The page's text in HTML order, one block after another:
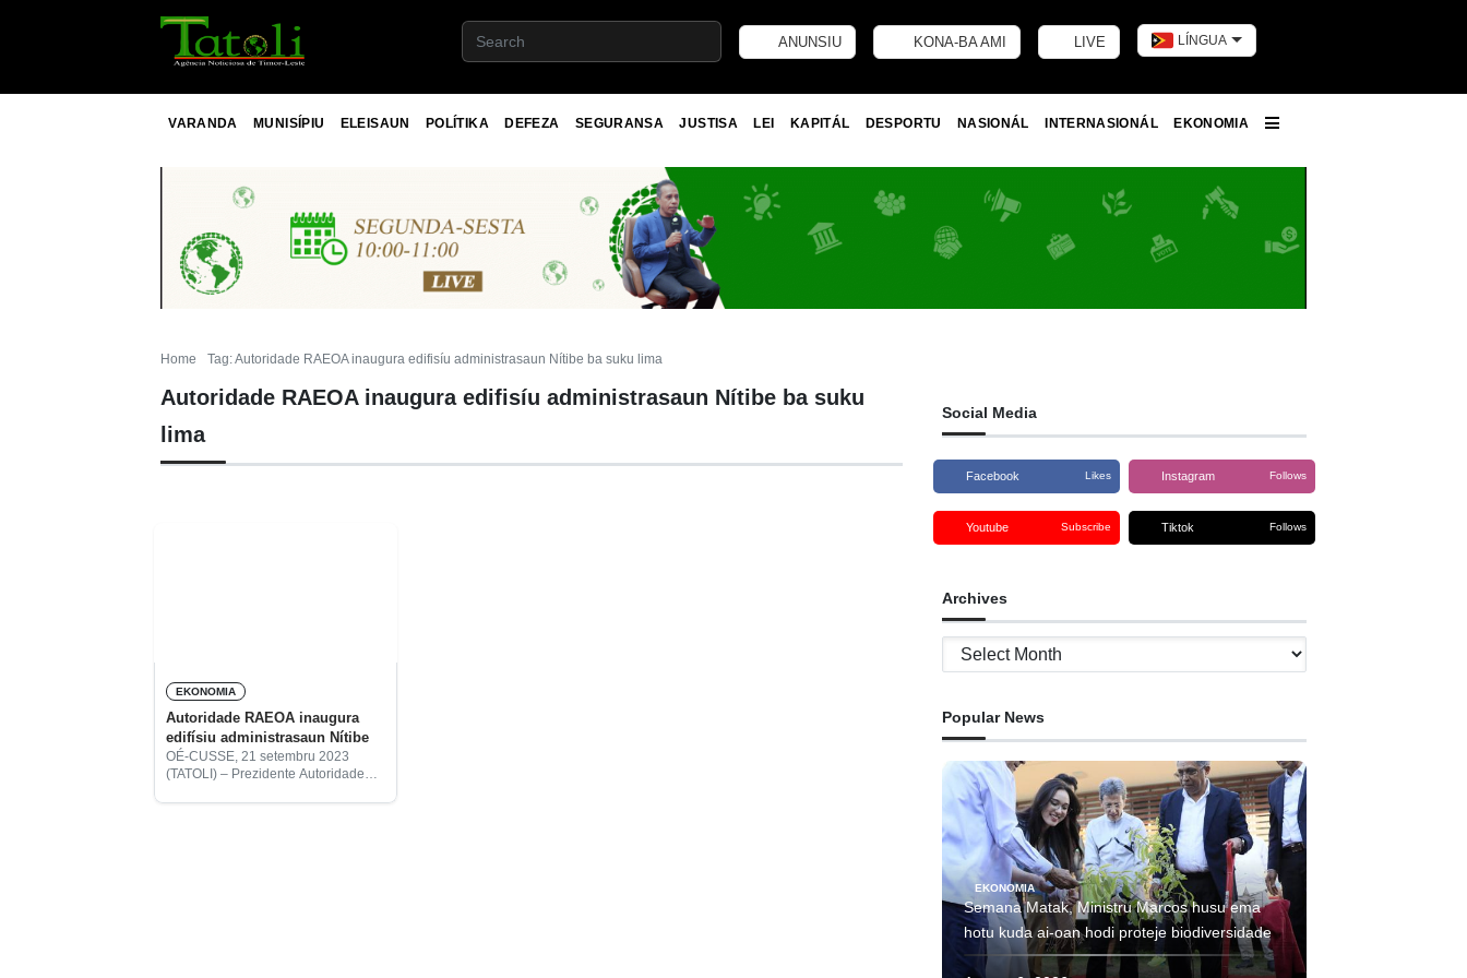
ANUNSIU KONA-BA AMI LIVE LÍNGUA
VARANDA MUNISÍPIU ELEISAUN POLÍTIKA DEFEZA SEGURANSA JUSTISA LEI KAPITÁL DESPORTU NASIONÁL INTERNASIONÁL
EKONOMIA
Home Tag: Autoridade RAEOA inaugura edifisíu administrasaun Nítibe ba suku lima
Autoridade RAEOA inaugura edifisíu administrasaun Nítibe ba suku
lima
EKONOMIA
Autoridade RAEOA inaugura
edifísiu administrasaun Nítibe
OÉ-CUSSE, 21 setembru 2023
(TATOLI) – Prezidente Autoridade
Social Media
Facebook Likes Instagram Follows
Youtube Subscribe Tiktok Follows
Archives
Archives
Popular News
EKONOMIA
Semana Matak, Ministru Marcos husu ema
hotu kuda ai-oan hodi proteje biodiversidade